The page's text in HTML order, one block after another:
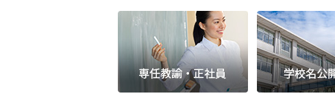
学習支援
チューター
個別指導
ALT/AET